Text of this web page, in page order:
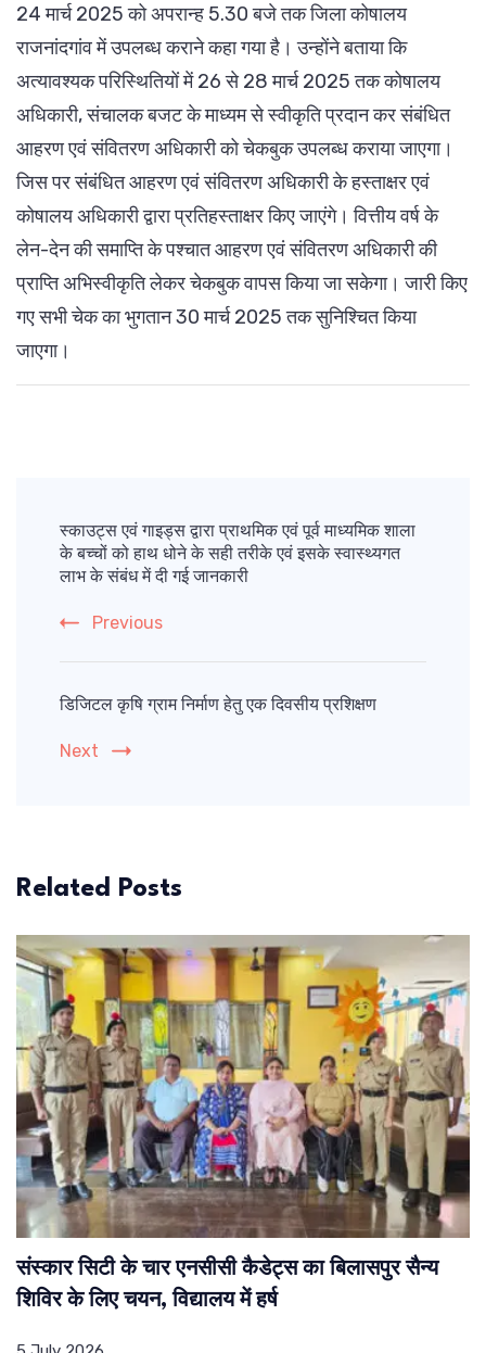
24 मार्च 2025 को अपरान्ह 5.30 बजे तक जिला कोषालय
राजनांदगांव में उपलब्ध कराने कहा गया है। उन्होंने बताया कि
अत्यावश्यक परिस्थितियों में 26 से 28 मार्च 2025 तक कोषालय
अधिकारी, संचालक बजट के माध्यम से स्वीकृति प्रदान कर संबंधित
आहरण एवं संवितरण अधिकारी को चेकबुक उपलब्ध कराया जाएगा।
जिस पर संबंधित आहरण एवं संवितरण अधिकारी के हस्ताक्षर एवं
कोषालय अधिकारी द्वारा प्रतिहस्ताक्षर किए जाएंगे। वित्तीय वर्ष के
लेन-देन की समाप्ति के पश्चात आहरण एवं संवितरण अधिकारी की
प्राप्ति अभिस्वीकृति लेकर चेकबुक वापस किया जा सकेगा। जारी किए
गए सभी चेक का भुगतान 30 मार्च 2025 तक सुनिश्चित किया
जाएगा।
Navigation
स्काउट्स एवं गाइड्स द्वारा प्राथमिक एवं पूर्व माध्यमिक शाला
के बच्चों को हाथ धोने के सही तरीके एवं इसके स्वास्थ्यगत
लाभ के संबंध में दी गई जानकारी
Previous
डिजिटल कृषि ग्राम निर्माण हेतु एक दिवसीय प्रशिक्षण
Next
Related Posts
संस्कार सिटी के चार एनसीसी कैडेट्स का बिलासपुर सैन्य
शिविर के लिए चयन, विद्यालय में हर्ष